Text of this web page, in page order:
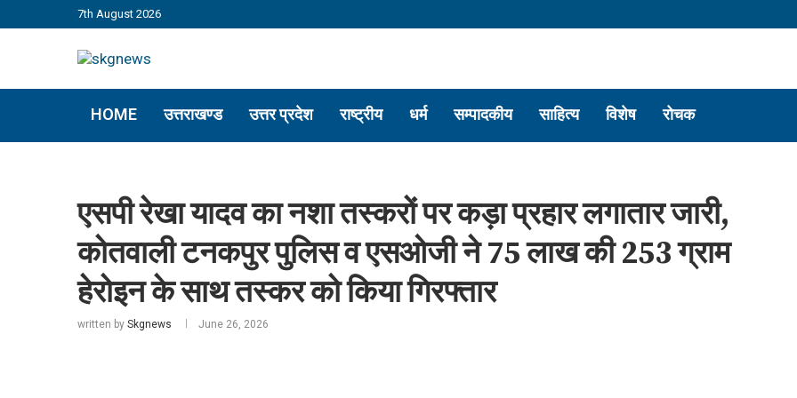
7th August 2026
HOME उत्तराखण्ड उत्तर प्रदेश राष्ट्रीय धर्म सम्पादकीय साहित्य विशेष रोचक
एसपी रेखा यादव का नशा तस्करों पर कड़ा प्रहार लगातार जारी,
कोतवाली टनकपुर पुलिस व एसओजी ने 75 लाख की 253 ग्राम
हेरोइन के साथ तस्कर को किया गिरफ्तार
written by Skgnews June 26, 2026